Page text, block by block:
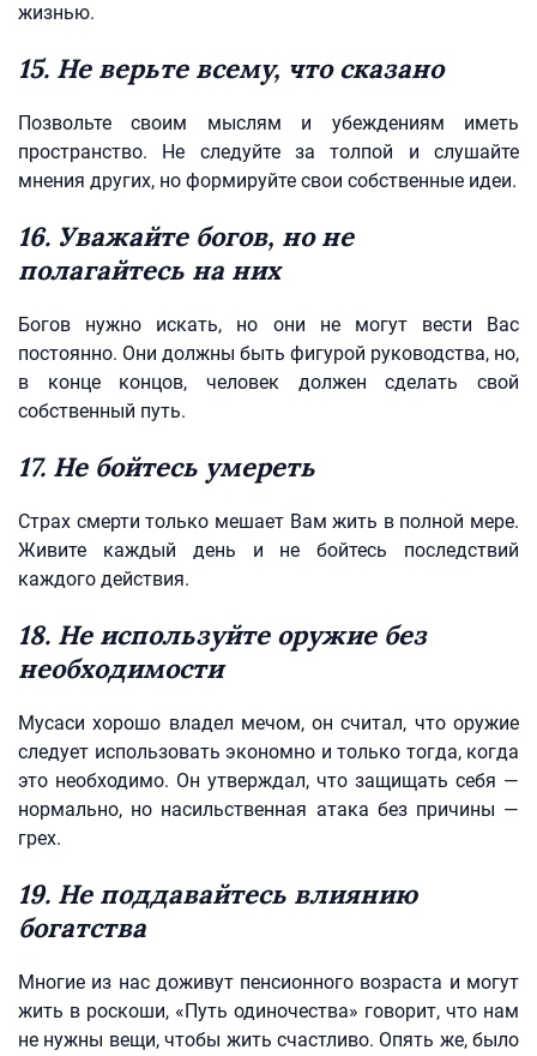
жизнью.
15. Не верьте всему, что сказано
Позвольте своим мыслям и убеждениям иметь
пространство. Не следуйте за толпой и слушайте
мнения других, но формируйте свои собственные идеи.
16. Уважайте богов, но не
полагайтесь на них
Богов нужно искать, но они не могут вести Вас
постоянно. Они должны быть фигурой руководства, но,
в конце концов, человек должен сделать свой
собственный путь.
17. Не бойтесь умереть
Страх смерти только мешает Вам жить в полной мере.
Живите каждый день и не бойтесь последствий
каждого действия.
18. Не используйте оружие без
необходимости
Мусаси хорошо владел мечом, он считал, что оружие
следует использовать экономно и только тогда, когда
это необходимо. Он утверждал, что защищать себя —
нормально, но насильственная атака без причины —
грех.
19. Не поддавайтесь влиянию
богатства
Многие из нас доживут пенсионного возраста и могут
жить в роскоши, «Путь одиночества» говорит, что нам
не нужны вещи, чтобы жить счастливо. Опять же, было